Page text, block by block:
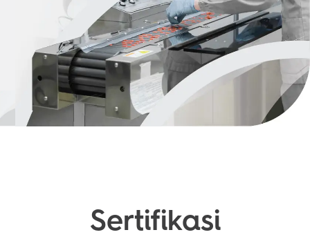
Sertifikasi